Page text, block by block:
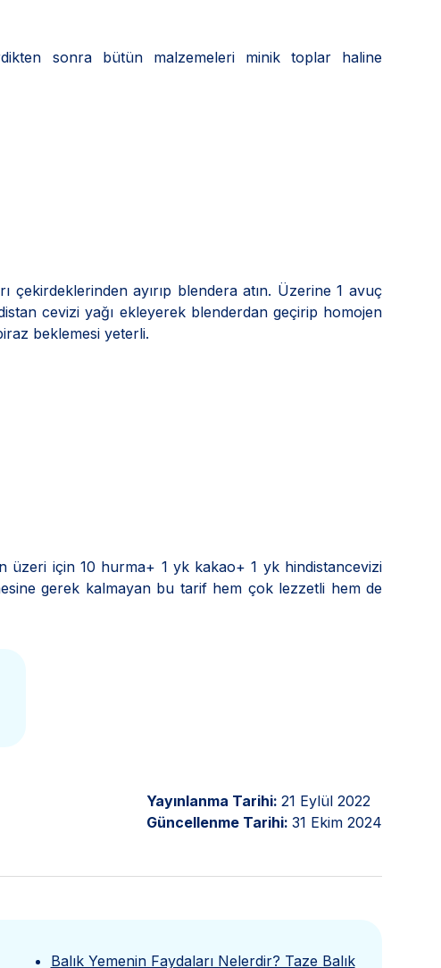
sonra bütün malzemeleri minik toplar haline
çekirdeklerinden ayırıp blendera atın. Üzerine 1 avuç
cevizi yağı ekleyerek blenderdan geçirip homojen
beklemesi yeterli.
üzeri için 10 hurma+ 1 yk kakao+ 1 yk hindistancevizi
gerek kalmayan bu tarif hem çok lezzetli hem de
Yayınlanma Tarihi: 21 Eylül 2022
Güncellenme Tarihi: 31 Ekim 2024
Balık Yemenin Faydaları Nelerdir? Taze Balık